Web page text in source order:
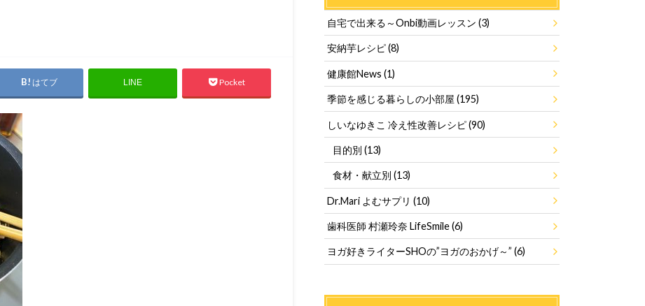
はてブ LINE Pocket
自宅で出来る～Onbi動画レッスン(3)
安納芋レシピ(8)
健康館News(1)
季節を感じる暮らしの小部屋(195)
しいなゆきこ 冷え性改善レシピ(90)
目的別 (13)
食材・献立別 (13)
Dr.Mari よむサプリ(10)
歯科医師 村瀬玲奈 LifeSmile(6)
ヨガ好きライターSHOの”ヨガのおかげ～”(6)